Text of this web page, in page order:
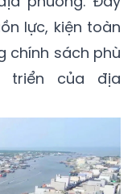
lực, kiện toàn
chính sách phù
triển của địa